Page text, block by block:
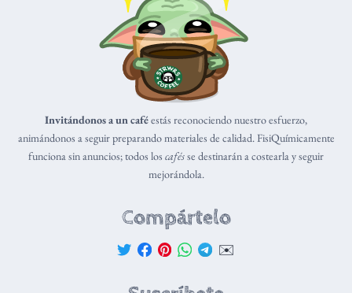
Invitándonos a un caféestás reconociendo nuestro esfuerzo,
animándonos a seguir preparando materiales de calidad. FisiQuímicamente
funciona sin anuncios; todos los cafésse destinarán a costearla y seguir
mejorándola.
Compártelo
✉️